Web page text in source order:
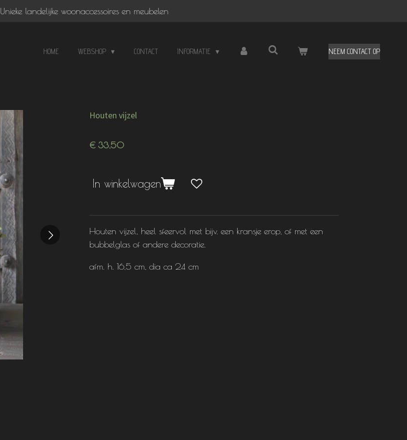
Unieke landelijke woonaccessoires en meubelen
HOME WEBSHOP CONTACT INFORMATIE NEEM CONTACT OP
Houten vijzel
€ 33,50
In winkelwagen
Houten vijzel, heel sfeervol met bijv. een kransje erop, of met een
bubbelglas of andere decoratie.
afm. h. 16,5 cm, dia ca 24 cm